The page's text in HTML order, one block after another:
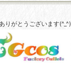
りがとうございます(^_^)